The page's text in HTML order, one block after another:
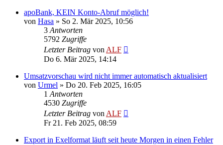
apoBank, KEIN Konto-Abruf möglich!
von Hasa » So 2. Mär 2025, 10:56
3 Antworten
5792 Zugriffe
Letzter Beitrag von ALF
Do 6. Mär 2025, 14:14
Umsatzvorschau wird nicht immer automatisch aktualisiert
von Urmel » Do 20. Feb 2025, 16:05
1 Antworten
4530 Zugriffe
Letzter Beitrag von ALF
Fr 21. Feb 2025, 08:59
Export in Exelformat läuft seit heute Morgen in einen Fehler